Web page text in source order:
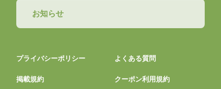
お知らせ
プライバシーポリシー よくある質問
掲載規約 クーポン利用規約